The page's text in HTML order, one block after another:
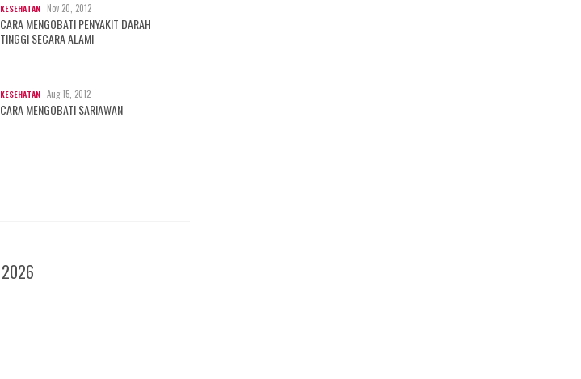
KESEHATAN Nov 20, 2012
CARA MENGOBATI PENYAKIT DARAH
TINGGI SECARA ALAMI
KESEHATAN Aug 15, 2012
CARA MENGOBATI SARIAWAN